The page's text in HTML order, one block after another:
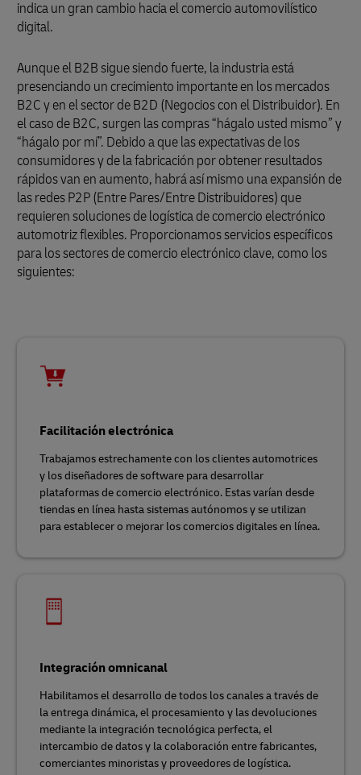
indica un gran cambio hacia el comercio automovilístico
digital.
Aunque el B2B sigue siendo fuerte, la industria está
presenciando un crecimiento importante en los mercados
B2C y en el sector de B2D (Negocios con el Distribuidor). En
el caso de B2C, surgen las compras “hágalo usted mismo” y
“hágalo por mí”. Debido a que las expectativas de los
consumidores y de la fabricación por obtener resultados
rápidos van en aumento, habrá así mismo una expansión de
las redes P2P (Entre Pares/Entre Distribuidores) que
requieren soluciones de logística de comercio electrónico
automotriz flexibles. Proporcionamos servicios específicos
para los sectores de comercio electrónico clave, como los
siguientes:
Facilitación electrónica
Trabajamos estrechamente con los clientes automotrices
y los diseñadores de software para desarrollar
plataformas de comercio electrónico. Estas varían desde
tiendas en línea hasta sistemas autónomos y se utilizan
para establecer o mejorar los comercios digitales en línea.
Integración omnicanal
Habilitamos el desarrollo de todos los canales a través de
la entrega dinámica, el procesamiento y las devoluciones
mediante la integración tecnológica perfecta, el
intercambio de datos y la colaboración entre fabricantes,
comerciantes minoristas y proveedores de logística.